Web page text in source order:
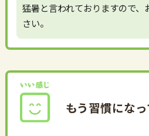
猛暑と言われておりますので
さい。
もう習慣にな